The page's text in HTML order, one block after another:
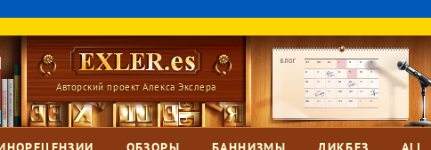
Авторский проект Алекса Экслера